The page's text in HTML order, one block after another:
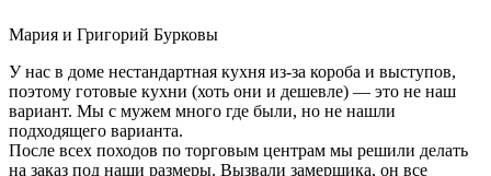
Мария и Григорий Бурковы
У нас в доме нестандартная кухня из-за короба и выступов,
поэтому готовые кухни (хоть они и дешевле) — это не наш
вариант. Мы с мужем много где были, но не нашли
подходящего варианта.
После всех походов по торговым центрам мы решили делать
на заказ под наши размеры. Вызвали замерщика, он все